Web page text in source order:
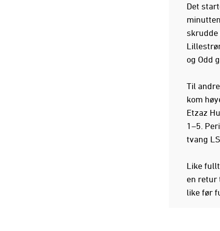
Det
og Odd
Til
kom
Etzaz
1–5.
tvang
Like
en retur
like før